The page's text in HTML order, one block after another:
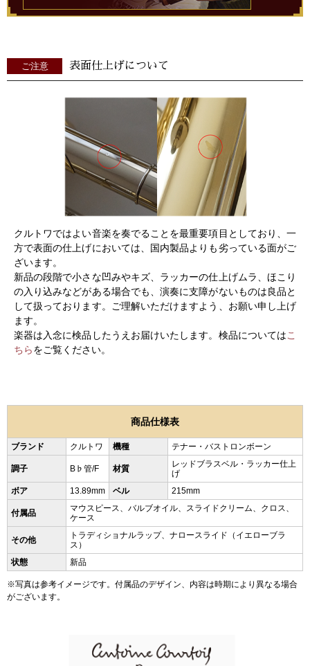
ご注意 表面仕上げについて
クルトワではよい音楽を奏でることを最重要項目としており、一
方で表面の仕上げにおいては、国内製品よりも劣っている面がご
ざいます。
新品の段階で小さな凹みやキズ、ラッカーの仕上げムラ、ほこり
の入り込みなどがある場合でも、演奏に支障がないものは良品と
して扱っております。ご理解いただけますよう、お願い申し上げ
ます。
楽器は入念に検品したうえお届けいたします。検品についてはこ
ちらをご覧ください。
商品仕様表
ブランド クルトワ 機種 テナー・バストロンボーン
調子 B♭管/F 材質
レッドブラスベル・ラッカー仕上
げ
ボア
13.89mm ベル 215mm
付属品
マウスピース、バルブオイル、スライドクリーム、クロス、
ケース
その他
トラディショナルラップ、ナロースライド（イエローブラ
ス）
状態
新品
※写真は参考イメージです。付属品のデザイン、内容は時期により異なる場合
がございます。